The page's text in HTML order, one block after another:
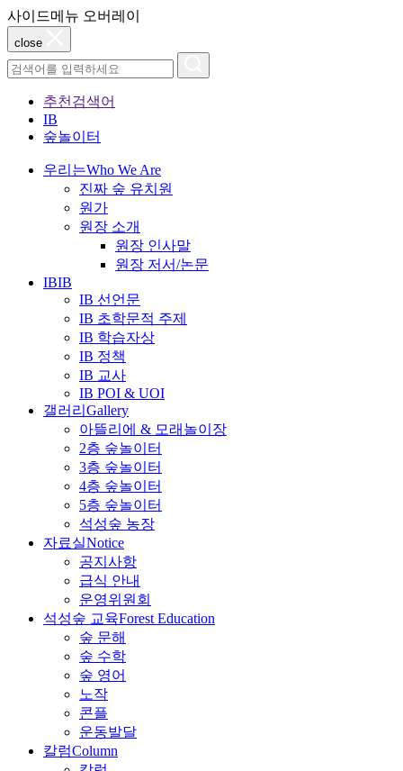
사이드메뉴 오버레이
close
추천검색어
IB
숲놀이터
우리는Who We Are
진짜 숲 유치원
원가
원장 소개
원장 인사말
원장 저서/논문
IBIB
IB 선언문
IB 초학문적 주제
IB 학습자상
IB 정책
IB 교사
IB POI & UOI
갤러리 Gallery
아뜰리에 & 모래놀이장
2층 숲놀이터
3층 숲놀이터
4층 숲놀이터
5층 숲놀이터
석성숲 농장
자료실Notice
공지사항
급식 안내
운영위원회
석성숲 교육Forest Education
숲 문해
숲 수학
숲 영어
노작
콘플
운동발달
칼럼Column